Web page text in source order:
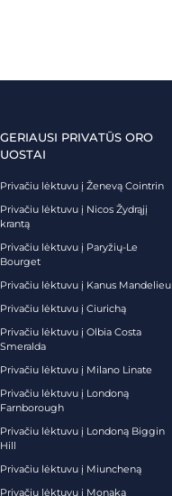
GERIAUSI PRIVATŪS ORO
UOSTAI
Privačiu lėktuvu į Ženevą Cointrin
Privačiu lėktuvu į Nicos Žydrąjį
krantą
Privačiu lėktuvu į Paryžių-Le
Bourget
Privačiu lėktuvu į Kanus Mandelieu
Privačiu lėktuvu į Ciurichą
Privačiu lėktuvu į Olbia Costa
Smeralda
Privačiu lėktuvu į Milano Linate
Privačiu lėktuvu į Londoną
Farnborough
Privačiu lėktuvu į Londoną Biggin
Hill
Privačiu lėktuvu į Miuncheną
Privačiu lėktuvu į Monaką